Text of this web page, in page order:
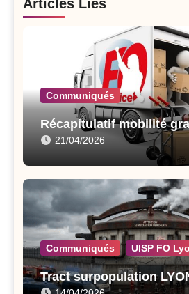
Articles Liés
Communiqués
Récapitulatif mobilité
21/04/2026
Communiqués UISP FO
Tract surpopulation